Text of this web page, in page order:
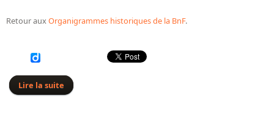
Retour auxOrganigrammes historiques de la BnF.
Lire la suite